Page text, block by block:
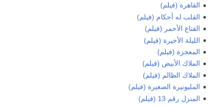
القاهرة (فيلم)
القلب له أحكام (فيلم)
القناع الأحمر (فيلم)
الليلة الأخيرة (فيلم)
المعجزة (فيلم)
الملاك الأبيض (فيلم)
الملاك الظالم (فيلم)
المليونيرة الصغيرة (فيلم)
المنزل رقم 13 (فيلم)